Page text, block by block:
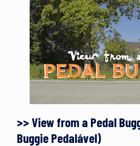
>> View from a Pedal
Buggie Pedalável)